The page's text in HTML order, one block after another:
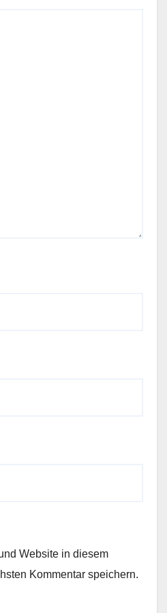
Website in diesem
Kommentar speichern.